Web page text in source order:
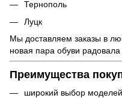
Тернополь
Луцк
Мы доставляем заказы в
новая пара обуви
Преимущества
широкий выбор моделей